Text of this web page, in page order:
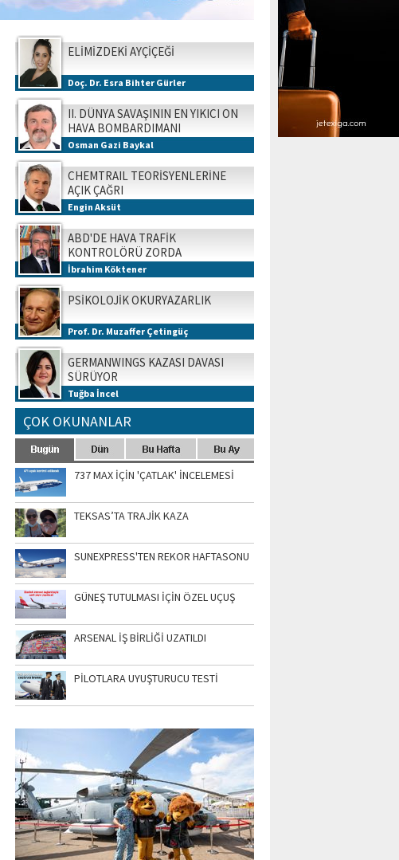
ELİMİZDEKİ AYÇİÇEĞİ
Doç. Dr. Esra Bihter Gürler
II. DÜNYA SAVAŞININ EN YIKICI ON
HAVA BOMBARDIMANI
Osman Gazi Baykal
CHEMTRAIL TEORİSYENLERİNE
AÇIK ÇAĞRI
Engin Aksüt
ABD'DE HAVA TRAFİK
KONTROLÖRÜ ZORDA
İbrahim Köktener
PSİKOLOJİK OKURYAZARLIK
Prof. Dr. Muzaffer Çetingüç
GERMANWINGS KAZASI DAVASI
SÜRÜYOR
Tuğba İncel
ÇOK OKUNANLAR
737 MAX İÇİN 'ÇATLAK' İNCELEMESİ
TEKSAS’TA TRAJİK KAZA
SUNEXPRESS'TEN REKOR HAFTASONU
GÜNEŞ TUTULMASI İÇİN ÖZEL UÇUŞ
ARSENAL İŞ BİRLİĞİ UZATILDI
PİLOTLARA UYUŞTURUCU TESTİ
SİNGAPUR AIRSHOW-2020